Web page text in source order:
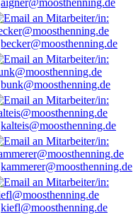
aigner@moosthenning.de
becker@moosthenning.de
bunk@moosthenning.de
kalteis@moosthenning.de
kammerer@moosthenning.de
kiefl@moosthenning.de